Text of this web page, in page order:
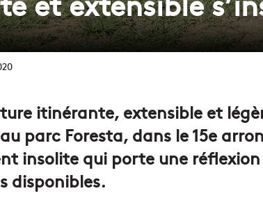
itinérante, extensible et
parc Foresta, dans le 15e
insolite qui porte une
disponibles.